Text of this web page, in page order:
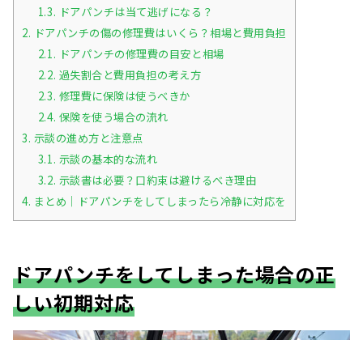
1.3. ドアパンチは当て逃げになる？
2. ドアパンチの傷の修理費はいくら？相場と費用負担
2.1. ドアパンチの修理費の目安と相場
2.2. 過失割合と費用負担の考え方
2.3. 修理費に保険は使うべきか
2.4. 保険を使う場合の流れ
3. 示談の進め方と注意点
3.1. 示談の基本的な流れ
3.2. 示談書は必要？口約束は避けるべき理由
4. まとめ｜ドアパンチをしてしまったら冷静に対応を
ドアパンチをしてしまった場合の正
しい初期対応